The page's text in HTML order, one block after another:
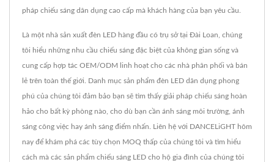
pháp chiếu sáng dân dụng cao cấp mà khách hàng của bạn yêu cầu.
Là một nhà sản xuất đèn LED hàng đầu có trụ sở tại Đài Loan, chúng
tôi hiểu những nhu cầu chiếu sáng đặc biệt của không gian sống và
cung cấp hợp tác OEM/ODM linh hoạt cho các nhà phân phối và bán
lẻ trên toàn thế giới. Danh mục sản phẩm đèn LED dân dụng phong
phú của chúng tôi đảm bảo bạn sẽ tìm thấy giải pháp chiếu sáng hoàn
hảo cho bất kỳ phòng nào, cho dù bạn cần ánh sáng môi trường, ánh
sáng công việc hay ánh sáng điểm nhấn. Liên hệ với DANCELiGHT hôm
nay để khám phá các tùy chọn MOQ thấp của chúng tôi và tìm hiểu
cách mà các sản phẩm chiếu sáng LED cho hộ gia đình của chúng tôi